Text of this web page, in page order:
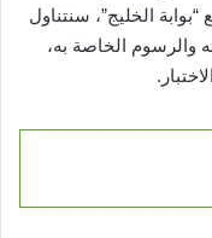
الخليج”، سنتناول
والرسوم الخاصة به،